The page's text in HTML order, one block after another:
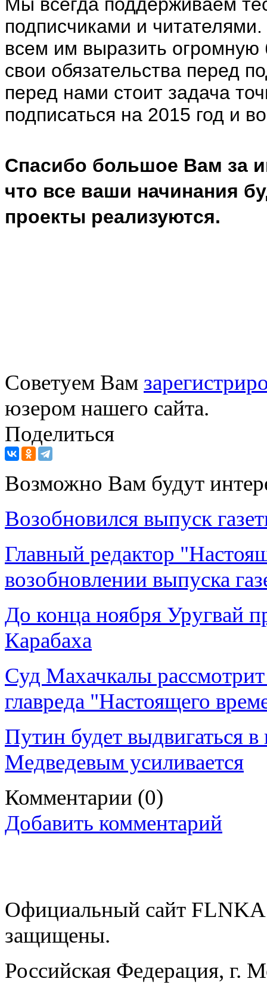
подписчиками и
всем им выразить огромную
свои обязательства перед
перед нами стоит задача
подписаться на 2015 год и
Спасибо большое Вам за
что все ваши начинания
проекты реализуются.
Советуем Вам
юзером нашего сайта.
Поделиться
Возможно Вам будут
Возобновился выпуск
Главный редактор
возобновлении выпуска
До конца ноября Уругвай
Карабаха
Суд Махачкалы
главреда "Настоящего
Путин будет выдвигаться
Медведевым усиливается
Комментарии (0)
Добавить комментарий
Официальный сайт
защищены.
Российская Федерация, г.